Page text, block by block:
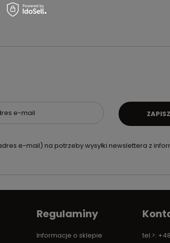
e-mail
e-mail) na potrzeby wysyłki newslettera z
Regulaminy
Informacje o sklepie
tel.>: